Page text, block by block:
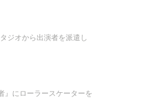
ジオから出演者を派遣し
』にローラースケーターを